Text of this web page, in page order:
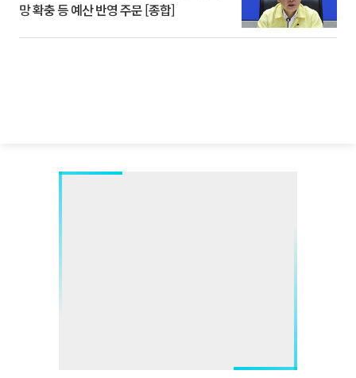
망 확충 등 예산 반영 주문 [종합]